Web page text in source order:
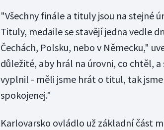
"Všechny finále a tituly jsou na stejné
Tituly, medaile se stavějí jedna vedle
Čechách, Polsku, nebo v Německu,"
důležité, aby hrál na úrovni, co chtěl,
vyplnil - měli jsme hrát o titul, tak
spokojenej."
Karlovarsko ovládlo už základní část